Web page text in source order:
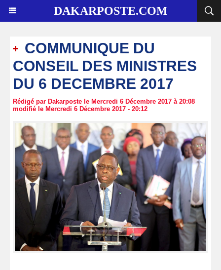
DAKARPOSTE.COM
COMMUNIQUE DU
CONSEIL DES MINISTRES
DU 6 DECEMBRE 2017
Rédigé par Dakarposte le Mercredi 6 Décembre 2017 à 20:08
modifié le Mercredi 6 Décembre 2017 - 20:12